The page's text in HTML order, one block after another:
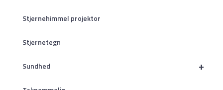
Stjernehimmel projektor
Stjernetegn
+
Sundhed